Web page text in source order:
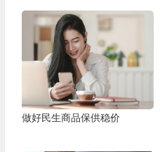
做好民生商品保供稳价